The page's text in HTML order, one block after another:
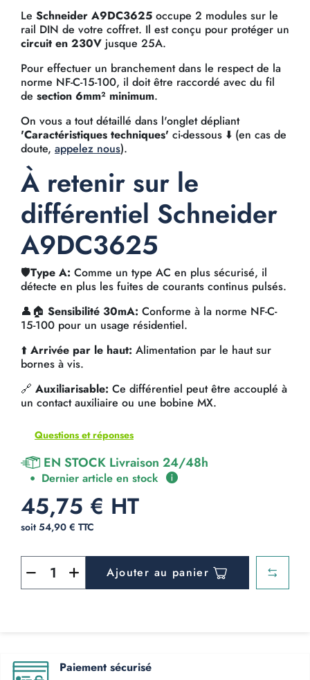
Le Schneider A9DC3625 occupe 2 modules sur le
rail DIN de votre coffret. Il est conçu pour protéger un
circuit en 230V jusque 25A.
Pour effectuer un branchement dans le respect de la
norme NF-C-15-100, il doit être raccordé avec du fil
de section 6mm² minimum.
On vous a tout détaillé dans l'onglet dépliant
'Caractéristiques techniques' ci-dessous ⬇️ (en cas de
doute, appelez nous).
À retenir sur le
différentiel Schneider
A9DC3625
🛡️Type A: Comme un type AC en plus sécurisé, il
détecte en plus les fuites de courants continus pulsés.
👤🏠 Sensibilité 30mA: Conforme à la norme NF-C-
15-100 pour un usage résidentiel.
⬆️ Arrivée par le haut: Alimentation par le haut sur
bornes à vis.
🔗 Auxiliarisable: Ce différentiel peut être accouplé à
un contact auxiliaire ou une bobine MX.
Questions et réponses
EN STOCK Livraison 24/48h
Dernier article en stock
45,75 € HT
soit 54,90 € TTC
Ajouter au panier
Paiement sécurisé